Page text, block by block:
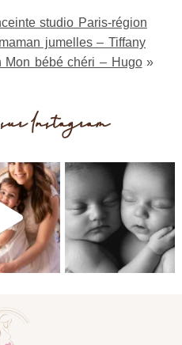
studio Paris-région
jumelles – Tiffany
Mon bébé chéri – Hugo »
Instagram